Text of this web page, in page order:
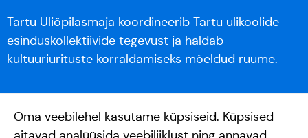
Tartu Üliõpilasmaja koordineerib Tartu ülikoolide
esinduskollektiivide tegevust ja haldab
kultuuriürituste korraldamiseks mõeldud ruume.
Oma veebilehel kasutame küpsiseid. Küpsised